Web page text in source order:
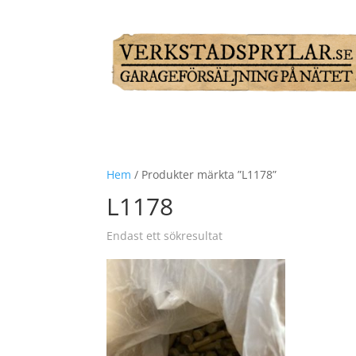
Hem / Produkter märkta ”L1178”
L1178
Endast ett sökresultat